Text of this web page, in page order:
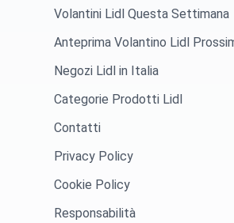
Volantini Lidl Questa Settimana
Anteprima Volantino Lidl
Negozi Lidl in Italia
Categorie Prodotti Lidl
Contatti
Privacy Policy
Cookie Policy
Responsabilità